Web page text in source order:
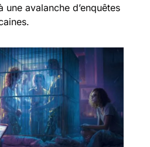
avalanche d’enquêtes